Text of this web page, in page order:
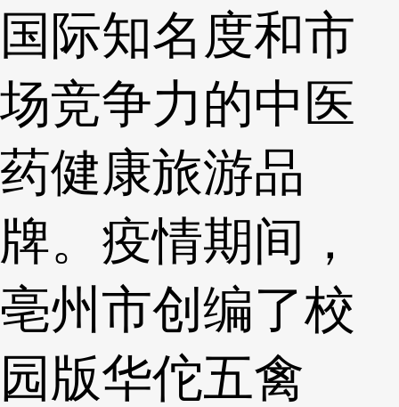
国际知名度和市
场竞争力的中医
药健康旅游品
牌。疫情期间，
亳州市创编了校
园版华佗五禽